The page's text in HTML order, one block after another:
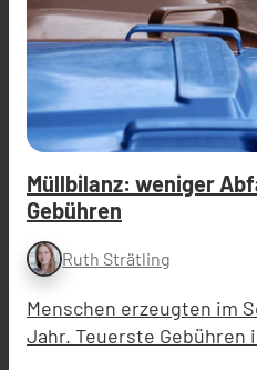
Müllbilanz: weniger
Gebühren
Ruth Strätling
Menschen erzeugten im
Jahr. Teuerste Gebühren